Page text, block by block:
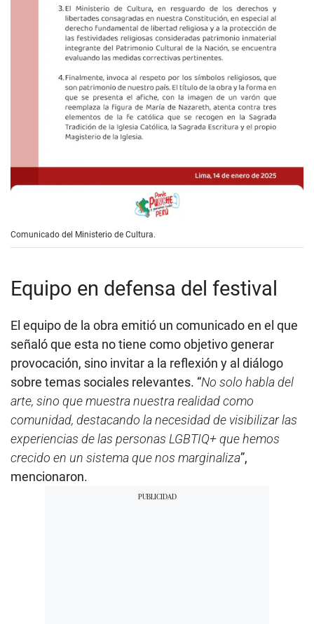
Comunicado del Ministerio de Cultura.
Equipo en defensa del festival
El equipo de la obra emitió un comunicado en el que
señaló que esta no tiene como objetivo generar
provocación, sino invitar a la reflexión y al diálogo
sobre temas sociales relevantes. “No solo habla del
arte, sino que muestra nuestra realidad como
comunidad, destacando la necesidad de visibilizar las
experiencias de las personas LGBTIQ+ que hemos
crecido en un sistema que nos marginaliza”,
mencionaron.